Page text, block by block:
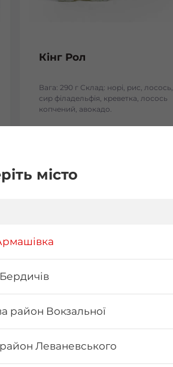
місто
Бердичів
район Вокзальної
Леваневського
Кінг Рол
Вага: 290 г Склад: норі, рис, лосось,
сир філадельфія, креветка, лосось
копчений, авокадо.